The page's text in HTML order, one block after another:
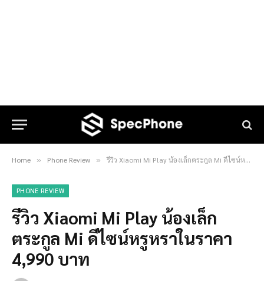
Home » Phone Review » รีวิว Xiaomi Mi Play น้องเล็กตระกูล Mi ดีไซน์หรูหราในราคา 4,990 บาท
PHONE REVIEW
รีวิว Xiaomi Mi Play น้องเล็ก
ตระกูล Mi ดีไซน์หรูหราในราคา
4,990 บาท